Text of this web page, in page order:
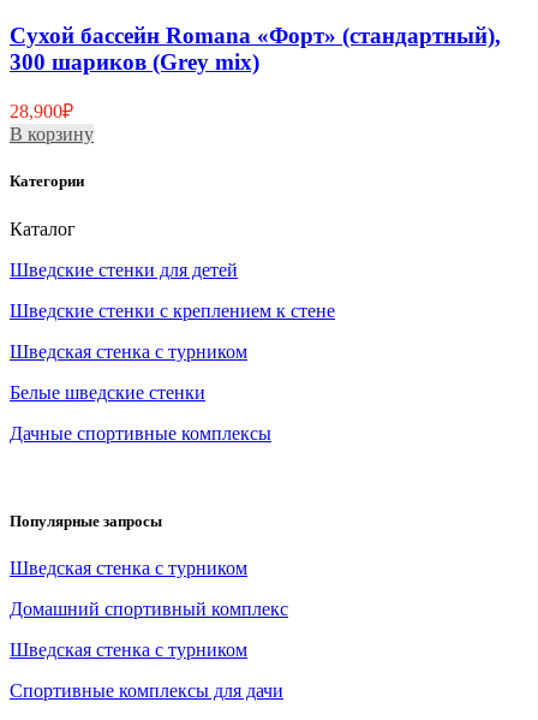
Сухой бассейн Romana «Форт» (стандартный),
300 шариков (Grey mix)
28,900₽
В корзину
Категории
Каталог
Шведские стенки для детей
Шведские стенки с креплением к стене
Шведская стенка с турником
Белые шведские стенки
Дачные спортивные комплексы
Популярные запросы
Шведская стенка с турником
Домашний спортивный комплекс
Шведская стенка с турником
Спортивные комплексы для дачи